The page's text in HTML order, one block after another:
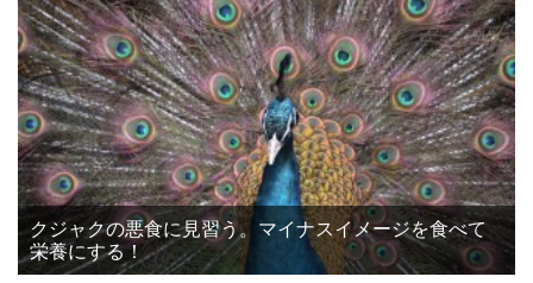
クジャクの悪食に見習う。マイナスイメージを食べて
栄養にする！